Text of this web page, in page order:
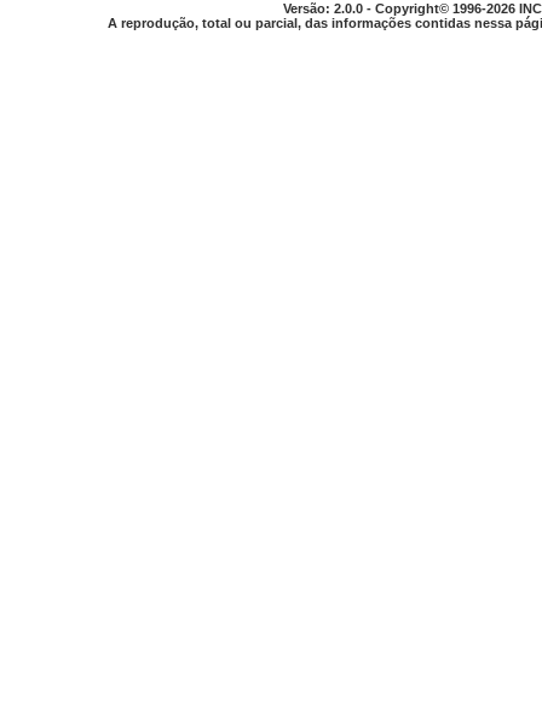
Versão: 2.0.0 - Copyright© 1996-2026
A reprodução, total ou parcial, das informações contidas nessa